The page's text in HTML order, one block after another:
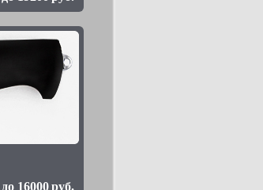
до 16000руб.